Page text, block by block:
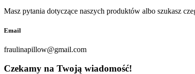
Masz pytania dotyczące naszych produktów albo szukasz
Email
fraulinapillow@gmail.com
Czekamy na Twoją wiadomość!